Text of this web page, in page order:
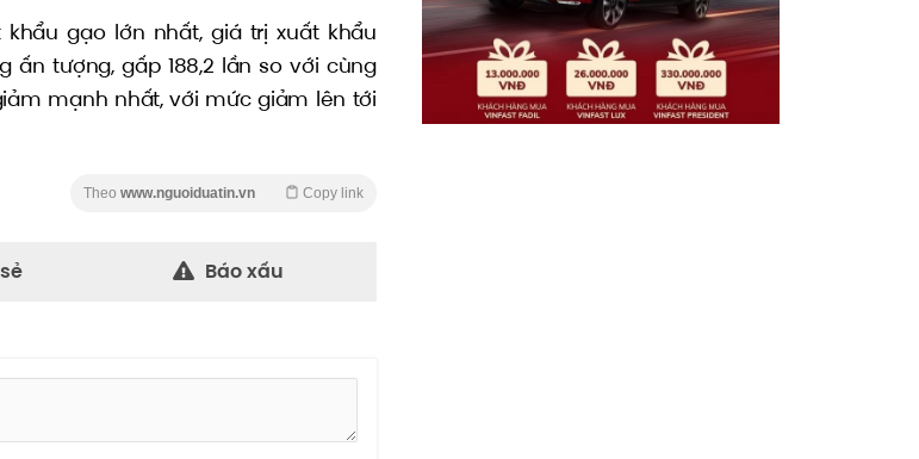
gạo lớn nhất, giá trị xuất khẩu
ấn tượng, gấp 188,2 lần so với cùng
mạnh nhất, với mức giảm lên tới
Theo www.nguoiduatin.vn Copy link
Báo xấu